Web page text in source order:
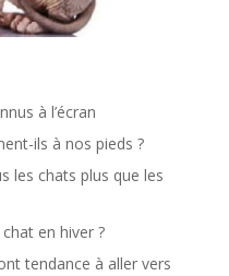
à l’écran
ils à nos pieds ?
les chats plus que les
en hiver ?
tendance à aller vers